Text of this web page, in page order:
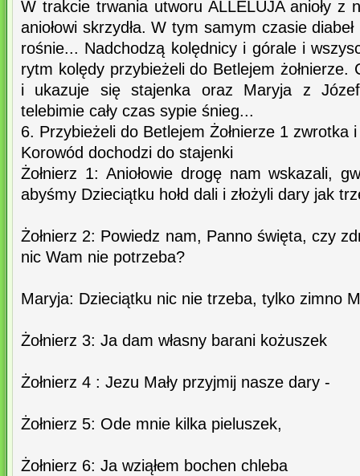
W trakcie trwania utworu ALLELUJA anioły z
aniołowi skrzydła. W tym samym czasie
rośnie... Nadchodzą kolędnicy i górale i
rytm kolędy przybieżeli do Betlejem żołnierze.
i ukazuje się stajenka oraz Maryja z
telebimie cały czas sypie śnieg...
6. Przybieżeli do Betlejem Żołnierze 1 zwrotka
Korowód dochodzi do stajenki
Żołnierz 1: Aniołowie drogę nam wskazali,
abyśmy Dzieciątku hołd dali i złożyli dary jak
Żołnierz 2: Powiedz nam, Panno święta, czy
nic Wam nie potrzeba?
Maryja: Dzieciątku nic nie trzeba, tylko zimno
Żołnierz 3: Ja dam własny barani kożuszek
Żołnierz 4 : Jezu Mały przyjmij nasze dary -
Żołnierz 5: Ode mnie kilka pieluszek,
Żołnierz 6: Ja wziąłem bochen chleba